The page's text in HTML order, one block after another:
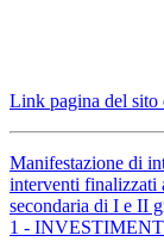
Link pagina del sito
Manifestazione di
interventi finalizzati
secondaria di I e II
1 -